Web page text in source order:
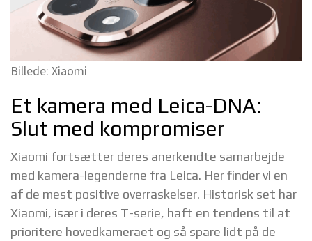
Billede: Xiaomi
Et kamera med Leica-DNA:
Slut med kompromiser
Xiaomi fortsætter deres anerkendte samarbejde
med kamera-legenderne fra Leica. Her finder vi en
af de mest positive overraskelser. Historisk set har
Xiaomi, især i deres T-serie, haft en tendens til at
prioritere hovedkameraet og så spare lidt på de